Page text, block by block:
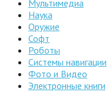
Мультимедиа
Наука
Оружие
Софт
Роботы
Системы навигации
Фото и Видео
Электронные книги